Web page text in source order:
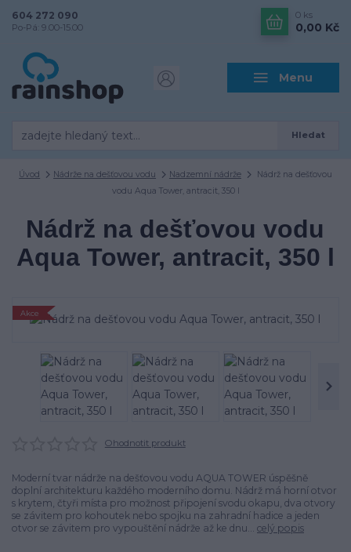
Menu
Hledat
604 272 090
Po-Pá: 9.00-15.00
0 ks
0,00 Kč
Úvod Nádrže na dešťovou vodu Nadzemní nádrže
Nádrž na dešťovou
vodu Aqua Tower, antracit, 350 l
Nádrž na dešťovou vodu
Aqua Tower, antracit, 350 l
Akce
Ohodnotit produkt
Moderní tvar nádrže na dešťovou vodu AQUA TOWER úspěšně
doplní architekturu každého moderního domu. Nádrž má horní otvor
s krytem, čtyři místa pro možnost připojení svodu okapu, dva otvory
se závitem pro kohoutek nebo spojku na zahradní hadice a jeden
otvor se závitem pro vypouštění nádrže až ke dnu... celý popis